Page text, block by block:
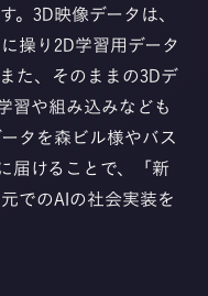
3D映像データは、
操り2D学習用データ
た、そのままの3Dデ
習や組み込みなども
タを森ビル様やバス
届けることで、「新
でのAIの社会実装を